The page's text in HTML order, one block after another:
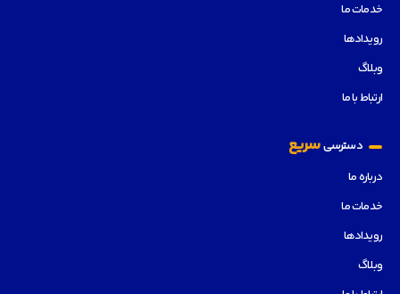
خدمات ما
رویدادها
وبلاگ
ارتباط با ما
دسترسیسریع
درباره ما
خدمات ما
رویدادها
وبلاگ